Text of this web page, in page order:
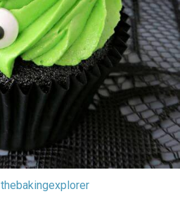
thebakingexplorer